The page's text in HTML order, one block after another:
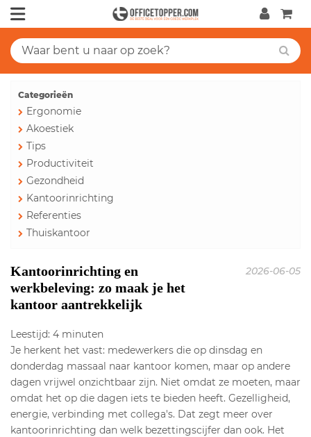
Categorieën
Ergonomie
Akoestiek
Tips
Productiviteit
Gezondheid
Kantoorinrichting
Referenties
Thuiskantoor
Kantoorinrichting en
werkbeleving: zo maak je het
kantoor aantrekkelijk
2026-06-05
Leestijd: 4 minuten
Je herkent het vast: medewerkers die op dinsdag en
donderdag massaal naar kantoor komen, maar op andere
dagen vrijwel onzichtbaar zijn. Niet omdat ze moeten, maar
omdat het op die dagen iets te bieden heeft. Gezelligheid,
energie, verbinding met collega's. Dat zegt meer over
kantoorinrichting dan welk bezettingscijfer dan ook. Het